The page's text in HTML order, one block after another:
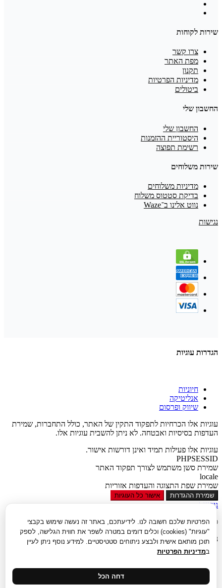
שירות לקוחות
צרו קשר
מפת האתר
תקנון
מדיניות הפרטיות
ביטולים
החשבון שלי
החשבון שלי
היסטוריית ההזמנות
רשימת תפוצה
שירות משלוחים
מדיניות משלוחים
בדיקת סטטוס משלוח
נווט אלינו ב־Waze
נגישות
הפרטיות שלכם חשובה לנו. לידיעתכם, באתר זה נעשה שימוש בקבצי
"עוגיות" (cookies) וכלים דומים במטרה לשפר את חווית הגלישה, לספק
תוכן מותאם אישית ולבצע ניתוחים סטטיסטיים. למידע נוסף ניתן לעיין
במדיניות הפרטיות
דחה הכל
הגדרות עוגיות
חיוניות
אנליטיקה
שיווק ופרסום
עוגיות אלו הכרחיות לתפקוד התקין של האתר, כולל התחברות, שמירת
העדפות בסיסיות ואבטחה. לא ניתן להשבית עוגיות אלו.
עוגיות אלו פעילות תמיד ואינן דורשות אישור.
PHPSESSID
שמירת סשן משתמש לצורך תפקוד האתר
locale
שמירת שפת התצוגה והעדפות אזוריות
שמירת ההגדרות אישור כל העוגיות
נגישות
סגור
נגישות
הגדל טקסט